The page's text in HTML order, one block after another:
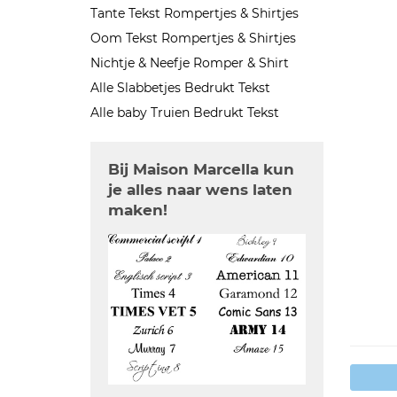
Tante Tekst Rompertjes & Shirtjes
Oom Tekst Rompertjes & Shirtjes
Nichtje & Neefje Romper & Shirt
Alle Slabbetjes Bedrukt Tekst
Alle baby Truien Bedrukt Tekst
Bij Maison Marcella kun
je alles naar wens laten
maken!